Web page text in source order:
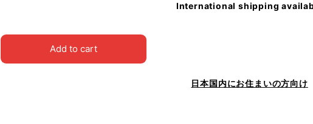
International shipping
Add to cart
日本国内にお住まいの方向け